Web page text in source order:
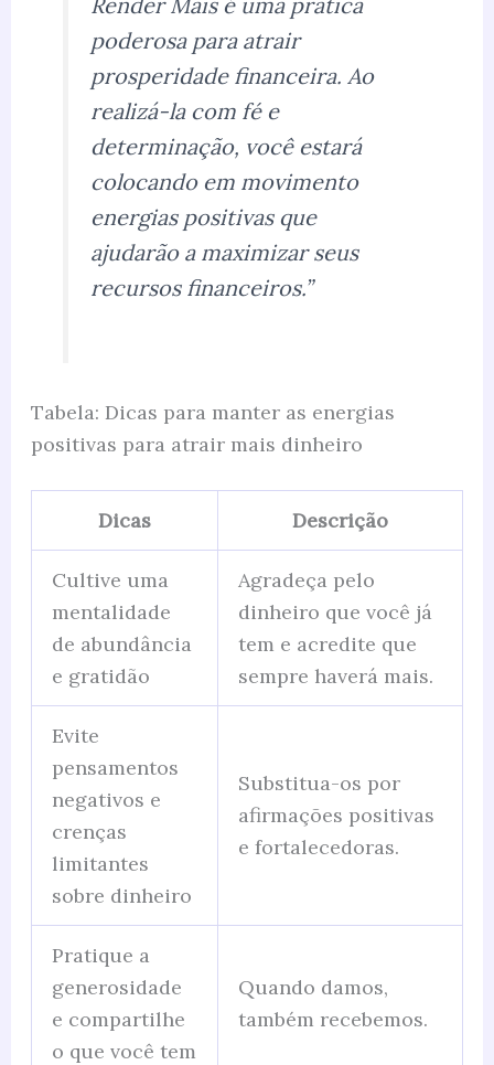
poderosa para atrair
prosperidade financeira. Ao
realizá-la com fé e
determinação, você estará
colocando em movimento
energias positivas que
ajudarão a maximizar seus
recursos financeiros.”
Tabela: Dicas para manter as energias
positivas para atrair mais dinheiro
Dicas Descrição
Cultive uma
mentalidade
de abundância
e gratidão
Agradeça pelo
dinheiro que você já
tem e acredite que
sempre haverá mais.
Evite
pensamentos
negativos e
crenças
limitantes
sobre dinheiro
Substitua-os por
afirmações positivas
e fortalecedoras.
Pratique a
generosidade
e compartilhe
o que você tem
Quando damos,
também recebemos.